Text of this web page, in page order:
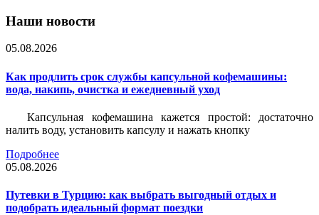
Наши новости
05.08.2026
Как продлить срок службы капсульной кофемашины:
вода, накипь, очистка и ежедневный уход
Капсульная кофемашина кажется простой: достаточно
налить воду, установить капсулу и нажать кнопку
Подробнее
05.08.2026
Путевки в Турцию: как выбрать выгодный отдых и
подобрать идеальный формат поездки